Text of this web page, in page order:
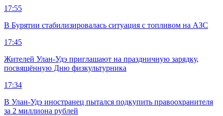
17:55
В Бурятии стабилизировалась ситуация с топливом на АЗС
17:45
Жителей Улан-Удэ приглашают на праздничную зарядку,
посвящённую Дню физкультурника
17:34
В Улан-Удэ иностранец пытался подкупить правоохранителя
за 2 миллиона рублей